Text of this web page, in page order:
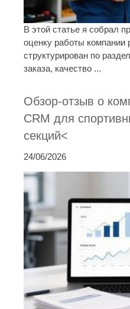
В этой статье я собрал
оценку работы компании
структурирован по
заказа, качество ...
Обзор-отзыв о
CRM для
секций<
24/06/2026